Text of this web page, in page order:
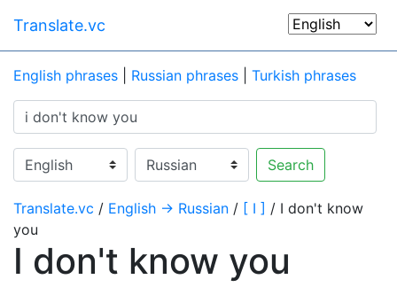
Translate.vc
English phrases Russian phrases Turkish phrases
Search
Translate.vc / English → Russian / [ I ] / I don't know
you
I don't know you